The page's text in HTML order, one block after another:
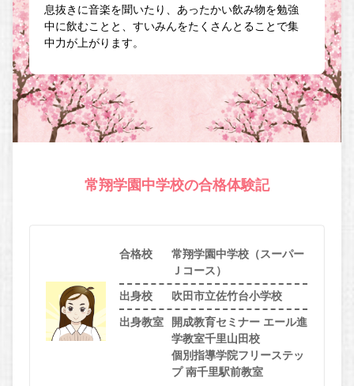
息抜きに音楽を聞いたり、あったかい飲み物を勉強
中に飲むことと、すいみんをたくさんとることで集
中力が上がります。
常翔学園中学校の合格体験記
合格校
常翔学園中学校（スーパー
Ｊコース）
出身校 吹田市立佐竹台小学校
出身教室
開成教育セミナー エール進
学教室千里山田校
個別指導学院フリーステッ
プ 南千里駅前教室